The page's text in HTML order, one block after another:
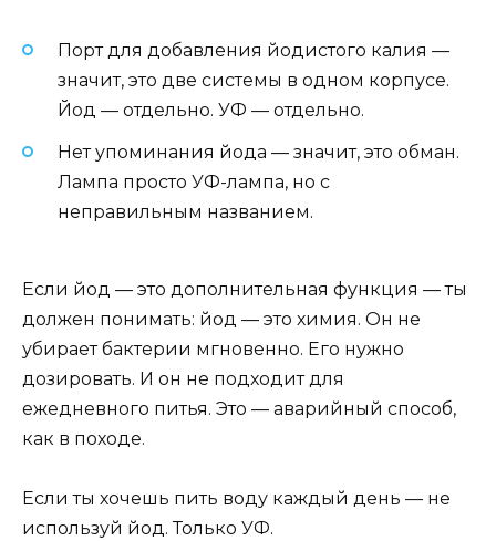
Порт для добавления йодистого калия —
значит, это две системы в одном корпусе.
Йод — отдельно. УФ — отдельно.
Нет упоминания йода — значит, это обман.
Лампа просто УФ-лампа, но с
неправильным названием.
Если йод — это дополнительная функция — ты
должен понимать: йод — это химия. Он не
убирает бактерии мгновенно. Его нужно
дозировать. И он не подходит для
ежедневного питья. Это — аварийный способ,
как в походе.
Если ты хочешь пить воду каждый день — не
используй йод. Только УФ.